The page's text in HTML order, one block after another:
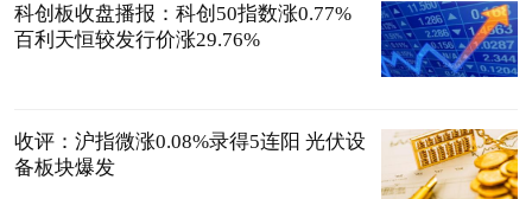
科创板收盘播报：科创50指数涨0.77%
百利天恒较发行价涨29.76%
收评：沪指微涨0.08%录得5连阳 光伏设
备板块爆发